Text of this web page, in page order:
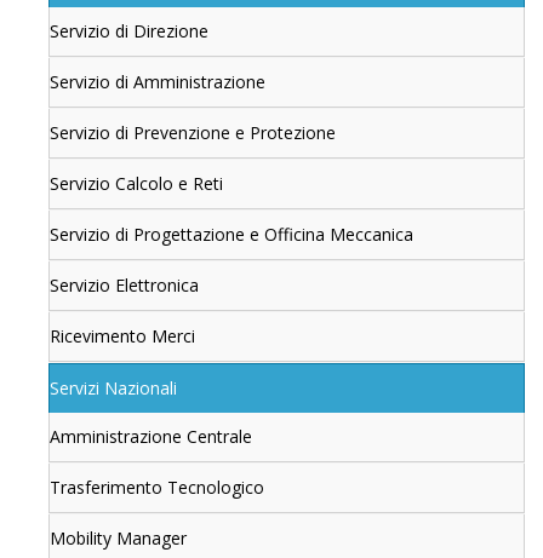
Servizio di Direzione
Servizio di Amministrazione
Servizio di Prevenzione e Protezione
Servizio Calcolo e Reti
Servizio di Progettazione e Officina Meccanica
Servizio Elettronica
Ricevimento Merci
Servizi Nazionali
Amministrazione Centrale
Trasferimento Tecnologico
Mobility Manager